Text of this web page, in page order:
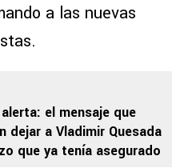
a las nuevas
el mensaje que
dejar a Vladimir Quesada
que ya tenía asegurado